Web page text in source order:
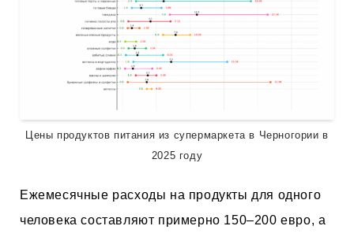
Цены продуктов питания из супермаркета в Черногории в
2025 году
Ежемесячные расходы на продукты для одного
человека составляют примерно 150–200 евро, а